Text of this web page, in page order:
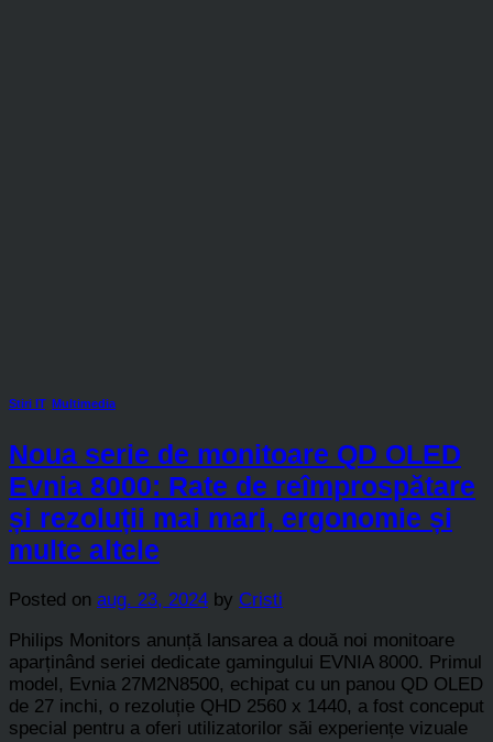
Stiri IT, Multimedia
Noua serie de monitoare QD OLED
Evnia 8000: Rate de reîmprospătare
și rezoluții mai mari, ergonomie și
multe altele
Posted on aug. 23, 2024 by Cristi
Philips Monitors anunță lansarea a două noi monitoare
aparținând seriei dedicate gamingului EVNIA 8000. Primul
model, Evnia 27M2N8500, echipat cu un panou QD OLED
de 27 inchi, o rezoluție QHD 2560 x 1440, a fost conceput
special pentru a oferi utilizatorilor săi experiențe vizuale